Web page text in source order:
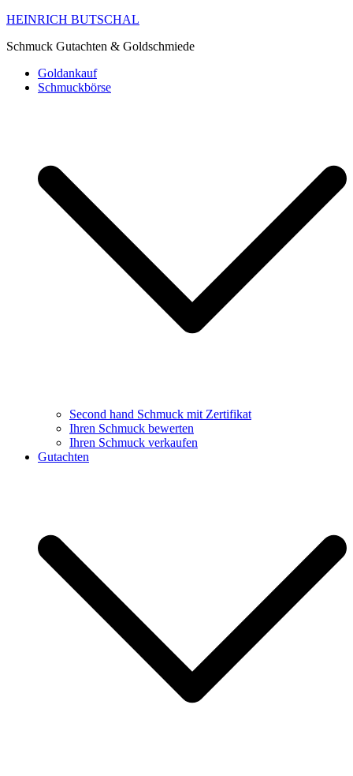
HEINRICH BUTSCHAL
Schmuck Gutachten & Goldschmiede
Goldankauf
Schmuckbörse
Second hand Schmuck mit Zertifikat
Ihren Schmuck bewerten
Ihren Schmuck verkaufen
Gutachten